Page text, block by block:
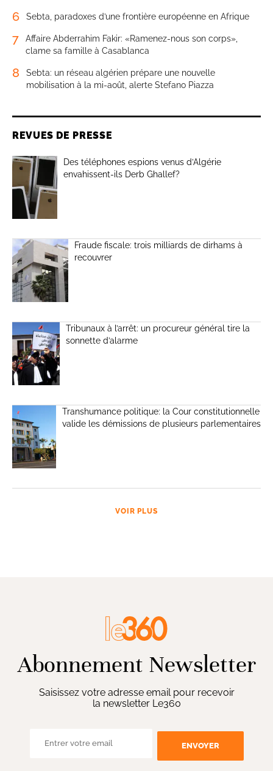
6 Sebta, paradoxes d’une frontière européenne en Afrique
7
Affaire Abderrahim Fakir: «Ramenez-nous son corps»,
clame sa famille à Casablanca
8
Sebta: un réseau algérien prépare une nouvelle
mobilisation à la mi-août, alerte Stefano Piazza
REVUES DE PRESSE
Des téléphones espions venus d’Algérie
envahissent-ils Derb Ghallef?
Fraude fiscale: trois milliards de dirhams à
recouvrer
Tribunaux à l’arrêt: un procureur général tire la
sonnette d’alarme
Transhumance politique: la Cour constitutionnelle
valide les démissions de plusieurs parlementaires
VOIR PLUS
Abonnement Newsletter
Saisissez votre adresse email pour recevoir
la newsletter Le360
ENVOYER